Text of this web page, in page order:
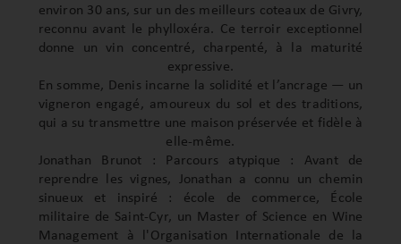
environ 30 ans, sur un des meilleurs coteaux de Givry,
reconnu avant le phylloxéra. Ce terroir exceptionnel
donne un vin concentré, charpenté, à la maturité
expressive.
En somme, Denis incarne la solidité et l’ancrage — un
vigneron engagé, amoureux du sol et des traditions,
qui a su transmettre une maison préservée et fidèle à
elle-même.
Jonathan Brunot : Parcours atypique : Avant de
reprendre les vignes, Jonathan a connu un chemin
sinueux et inspiré : école de commerce, École
militaire de Saint-Cyr, un Master of Science en Wine
Management à l'Organisation Internationale de la